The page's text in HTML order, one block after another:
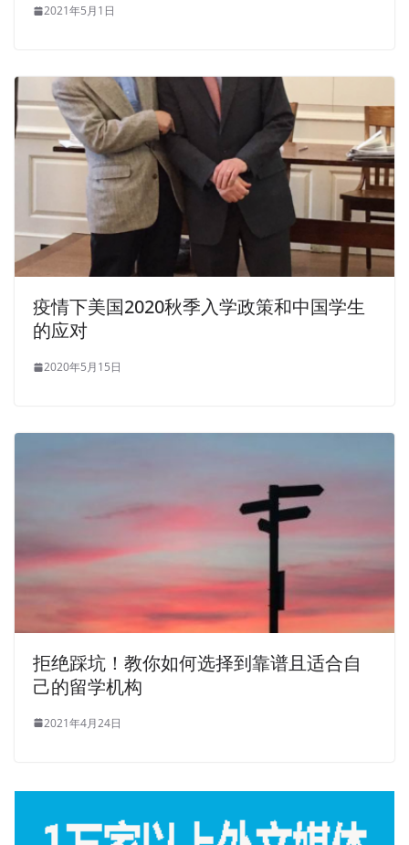
2021年5月1日
疫情下美国2020秋季入学政策和中国学生
的应对
2020年5月15日
拒绝踩坑！教你如何选择到靠谱且适合自
己的留学机构
2021年4月24日